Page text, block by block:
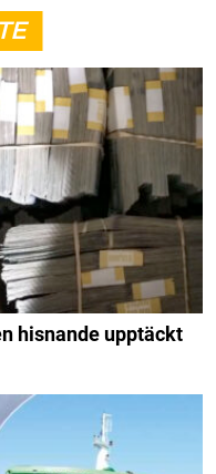
hisnande upptäckt